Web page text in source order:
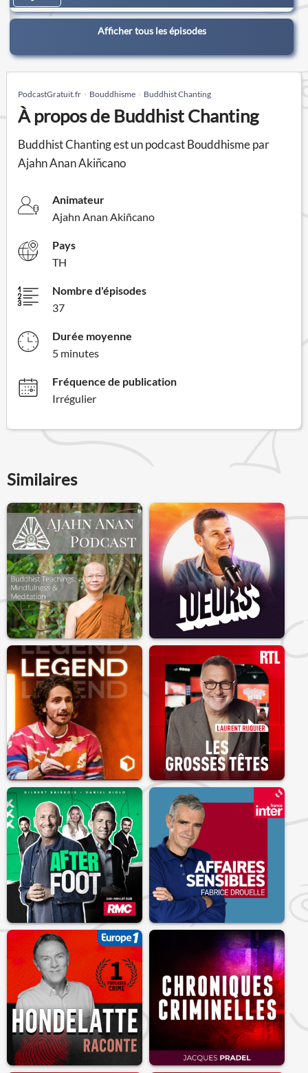
Afficher tous les épisodes
PodcastGratuit.fr Bouddhisme Buddhist Chanting
À propos de Buddhist Chanting
Buddhist Chanting est un podcast Bouddhisme par
Ajahn Anan Akiñcano
Animateur
Ajahn Anan Akiñcano
Pays
TH
Nombre d'épisodes
37
Durée moyenne
5 minutes
Fréquence de publication
Irrégulier
Similaires